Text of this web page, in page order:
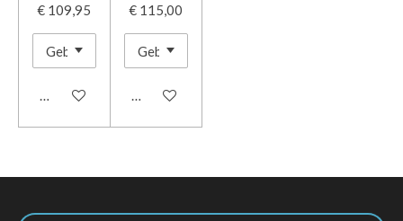
€ 109,95
In winkelwagen
€ 115,00
In winkelwagen